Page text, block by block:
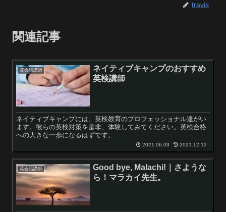
travis
関連記事
英会話講師
ネイティブキャンプのおすすめ
英検講師
ネイティブキャンプには、英検教育のプロフェッショナル達がい
ます。彼らの英検対策を是非、体験してみてください。英検合格
への大きな一歩になるはずです。
2021.06.03 2021.12.12
英会話講師
Good bye, Malachi!｜さような
ら！マラカイ先生。